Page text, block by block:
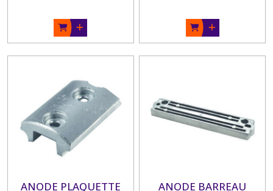
ANODE PLAQUETTE ANODE BARREAU